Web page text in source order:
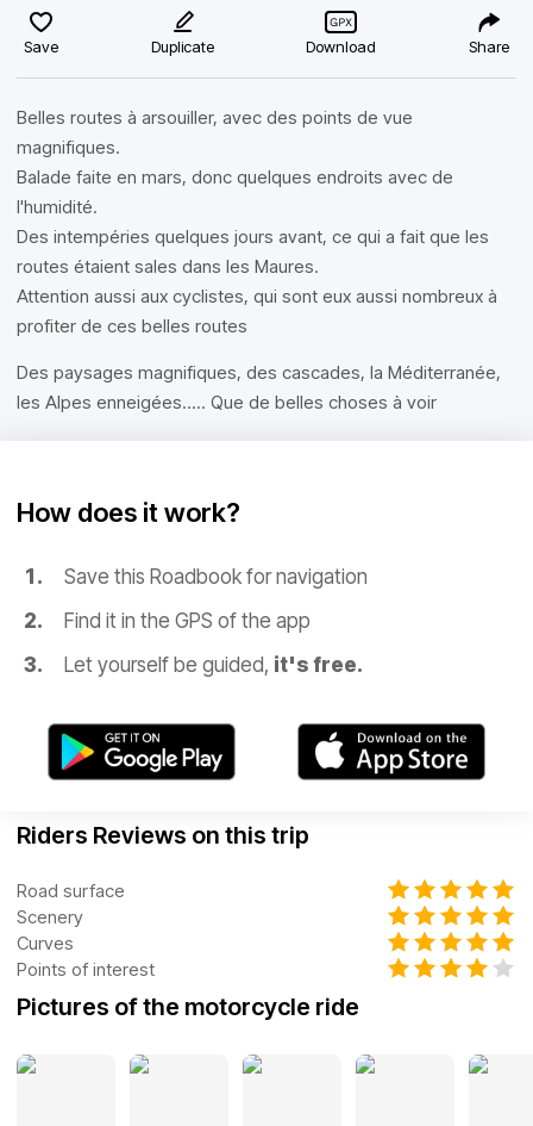
Save Duplicate Download Share
Belles routes à arsouiller, avec des points de vue
magnifiques.
Balade faite en mars, donc quelques endroits avec de
l'humidité.
Des intempéries quelques jours avant, ce qui a fait que les
routes étaient sales dans les Maures.
Attention aussi aux cyclistes, qui sont eux aussi nombreux à
profiter de ces belles routes
Des paysages magnifiques, des cascades, la Méditerranée,
les Alpes enneigées..... Que de belles choses à voir
How does it work?
Save this Roadbook for navigation
Find it in the GPS of the app
Let yourself be guided, it's free.
Riders Reviews on this trip
Road surface
Scenery
Curves
Points of interest
Pictures of the motorcycle ride